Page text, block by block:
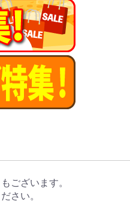
ございます。
さい。